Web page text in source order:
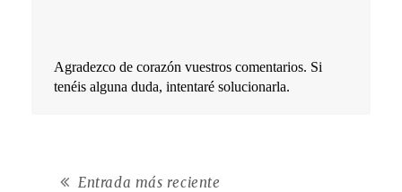
Agradezco de corazón vuestros comentarios. Si
tenéis alguna duda, intentaré solucionarla.
Entrada más reciente